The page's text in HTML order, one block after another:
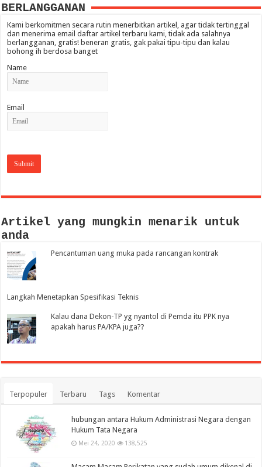
BERLANGGANAN
Kami berkomitmen secara rutin menerbitkan artikel, agar tidak tertinggal
dan menerima email daftar artikel terbaru kami, tidak ada salahnya
berlangganan, gratis! beneran gratis, gak pakai tipu-tipu dan kalau
bohong ih berdosa banget
Name
Email
Artikel yang mungkin menarik untuk
anda
Pencantuman uang muka pada rancangan kontrak
Langkah Menetapkan Spesifikasi Teknis
Kalau dana Dekon-TP yg nyantol di Pemda itu PPK nya
apakah harus PA/KPA juga??
Terpopuler Terbaru Tags Komentar
hubungan antara Hukum Administrasi Negara dengan
Hukum Tata Negara
Mei 24, 2020 138,525